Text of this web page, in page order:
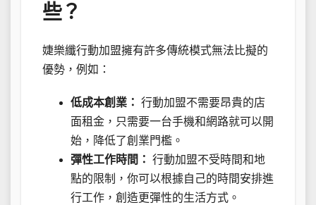
些？
婕樂纖行動加盟擁有許多傳統模式無法比擬的
優勢，例如：
低成本創業： 行動加盟不需要昂貴的店
面租金，只需要一台手機和網路就可以開
始，降低了創業門檻。
彈性工作時間： 行動加盟不受時間和地
點的限制，你可以根據自己的時間安排進
行工作，創造更彈性的生活方式。